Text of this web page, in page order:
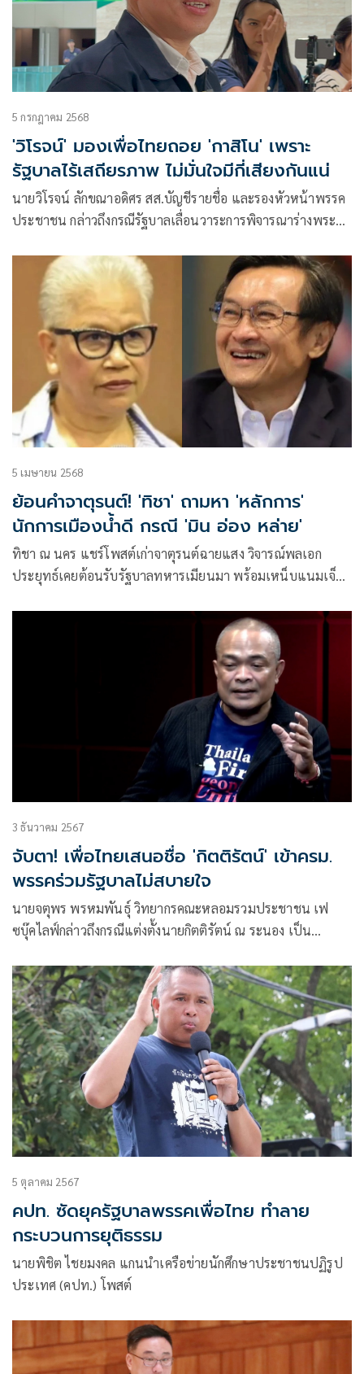
5 กรกฎาคม 2568
'วิโรจน์' มองเพื่อไทยถอย 'กาสิโน' เพราะ
รัฐบาลไร้เสถียรภาพ ไม่มั่นใจมีกี่เสียงกันแน่
นายวิโรจน์ ลักขณาอดิศร สส.บัญชีรายชื่อ และรองหัวหน้าพรรค
ประชาชน กล่าวถึงกรณีรัฐบาลเลื่อนวาระการพิจารณาร่างพระ
5 เมษายน 2568
ย้อนคำจาตุรนต์! 'ทิชา' ถามหา 'หลักการ'
นักการเมืองน้ำดี กรณี 'มิน อ่อง หล่าย'
ทิชา ณ นคร แชร์โพสต์เก่าจาตุรนต์ฉายแสง วิจารณ์พลเอก
ประยุทธ์เคยต้อนรับรัฐบาลทหารเมียนมา พร้อมเหน็บแนมเจ็บ
ทองธารต้อนรับมิน อ่อง หล่าย สะเทือนภาพลักษณ์ซ้ำรอยเดิมที่
3 ธันวาคม 2567
จับตา! เพื่อไทยเสนอชื่อ 'กิตติรัตน์' เข้าครม.
พรรคร่วมรัฐบาลไม่สบายใจ
นายจตุพร พรหมพันธุ์ วิทยากรคณะหลอมรวมประชาชน เฟ
ซบุ๊คไลฟ์กล่าวถึงกรณีแต่งตั้งนายกิตติรัตน์ ณ ระนอง เป็น
5 ตุลาคม 2567
คปท. ซัดยุครัฐบาลพรรคเพื่อไทย ทำลาย
กระบวนการยุติธรรม
นายพิชิต ไชยมงคล แกนนำเครือข่ายนักศึกษาประชาชนปฏิรูป
ประเทศ (คปท.) โพสต์